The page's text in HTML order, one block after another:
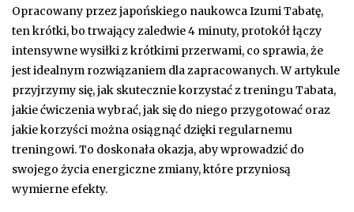
Opracowany przez japońskiego naukowca Izumi Tabatę,
ten krótki, bo trwający zaledwie 4 minuty, protokół łączy
intensywne wysiłki z krótkimi przerwami, co sprawia, że
jest idealnym rozwiązaniem dla zapracowanych. W artykule
przyjrzymy się, jak skutecznie korzystać z treningu Tabata,
jakie ćwiczenia wybrać, jak się do niego przygotować oraz
jakie korzyści można osiągnąć dzięki regularnemu
treningowi. To doskonała okazja, aby wprowadzić do
swojego życia energiczne zmiany, które przyniosą
wymierne efekty.